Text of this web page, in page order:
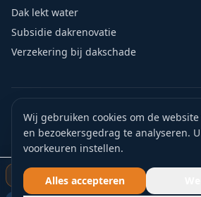
Dak lekt water
Subsidie dakrenovatie
Verzekering bij dakschade
🏛️KVK geregistreerd 🛡️ VCA gecertificeerd
🏅15+ jaar ervaring 📍 Actief door heel
©2026Blankers Dakdekkers. Alle
Gratis dakinspectie
Wij gebruiken cookies om de
en bezoekersgedrag te analyseren.
voorkeuren instellen.
Alles accepteren